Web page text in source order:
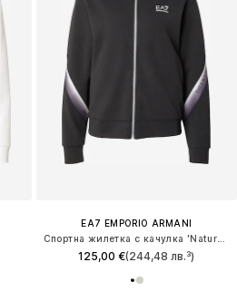
EA7 EMPORIO ARMANI
125,00 €(244,48 лв.³)